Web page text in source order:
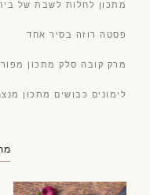
מתכון לחלות לשבת של
פסטה רוזה בסיר אחד
מרק קובה סלק מתכון
לימונים כבושים מתכון